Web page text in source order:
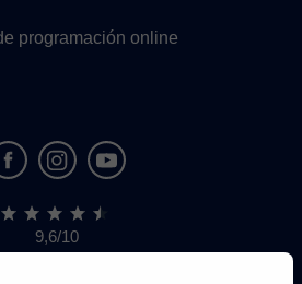
programación online
9,6/10
1.339.284